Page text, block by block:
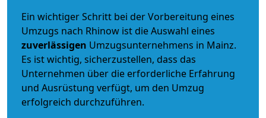
Ein wichtiger Schritt bei der Vorbereitung eines
Umzugs nach Rhinow ist die Auswahl eines
zuverlässigen Umzugsunternehmens in Mainz.
Es ist wichtig, sicherzustellen, dass das
Unternehmen über die erforderliche Erfahrung
und Ausrüstung verfügt, um den Umzug
erfolgreich durchzuführen.